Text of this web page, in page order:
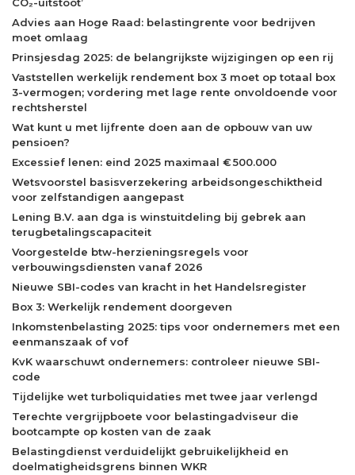
CO₂-uitstoot’
Advies aan Hoge Raad: belastingrente voor bedrijven
moet omlaag
Prinsjesdag 2025: de belangrijkste wijzigingen op een rij
Vaststellen werkelijk rendement box 3 moet op totaal box
3-vermogen; vordering met lage rente onvoldoende voor
rechtsherstel
Wat kunt u met lijfrente doen aan de opbouw van uw
pensioen?
Excessief lenen: eind 2025 maximaal € 500.000
Wetsvoorstel basisverzekering arbeidsongeschiktheid
voor zelfstandigen aangepast
Lening B.V. aan dga is winstuitdeling bij gebrek aan
terugbetalingscapaciteit
Voorgestelde btw-herzieningsregels voor
verbouwingsdiensten vanaf 2026
Nieuwe SBI-codes van kracht in het Handelsregister
Box 3: Werkelijk rendement doorgeven
Inkomstenbelasting 2025: tips voor ondernemers met een
eenmanszaak of vof
KvK waarschuwt ondernemers: controleer nieuwe SBI-
code
Tijdelijke wet turboliquidaties met twee jaar verlengd
Terechte vergrijpboete voor belastingadviseur die
bootcampte op kosten van de zaak
Belastingdienst verduidelijkt gebruikelijkheid en
doelmatigheidsgrens binnen WKR